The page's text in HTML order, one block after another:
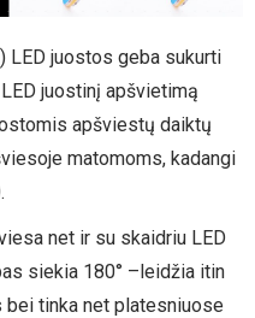
LED juostos geba sukurti
juostinį apšvietimą
apšviestų daiktų
matomoms, kadangi
net ir su skaidriu LED
siekia 180° –leidžia itin
tinka net platesniuose